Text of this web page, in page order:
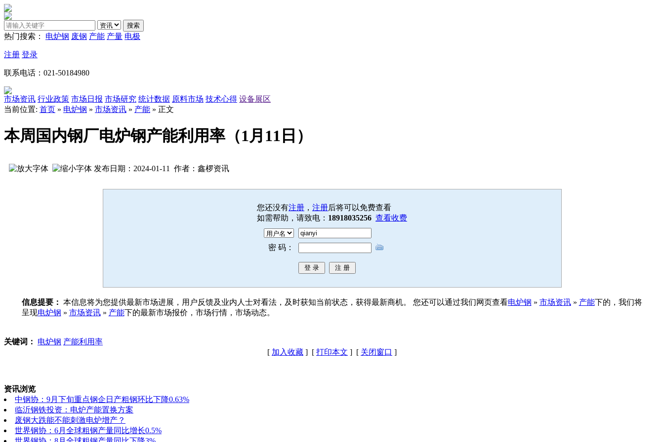
热门搜索： 电炉钢 废钢 产能 产量 电极
注册 登录
联系电话：021-50184980
市场资讯 行业政策 市场日报 市场研究 统计数据 原料市场 技术心得 设备展区
当前位置: 首页 » 电炉钢 » 市场资讯 » 产能 » 正文
本周国内钢厂电炉钢产能利用率（1月11日）
发布日期：2024-01-11 作者：鑫椤资讯
您还没有注册 ， 注册后将可以免费查看
如需帮助，请致电： 18918035256 查看收费
密 码：
信息提要： 本信息将为您提供最新市场进展，用户反馈及业内人士对看法，及时获知当前状态，获得最新商机。 您还可以通过我们网页查看电炉钢 » 市场资讯» 产能下的，我们将
呈现电炉钢 » 市场资讯» 产能下的最新市场报价，市场行情，市场动态。
关键词： 电炉钢 产能利用率
[ 加入收藏 ] [ 打印本文 ] [ 关闭窗口 ]
资讯浏览
中钢协：9月下旬重点钢企日产粗钢环比下降0.63%
临沂钢铁投资：电炉产能置换方案
废钢大跌能不能刺激电炉增产？
世界钢协：6月全球粗钢产量同比增长0.5%